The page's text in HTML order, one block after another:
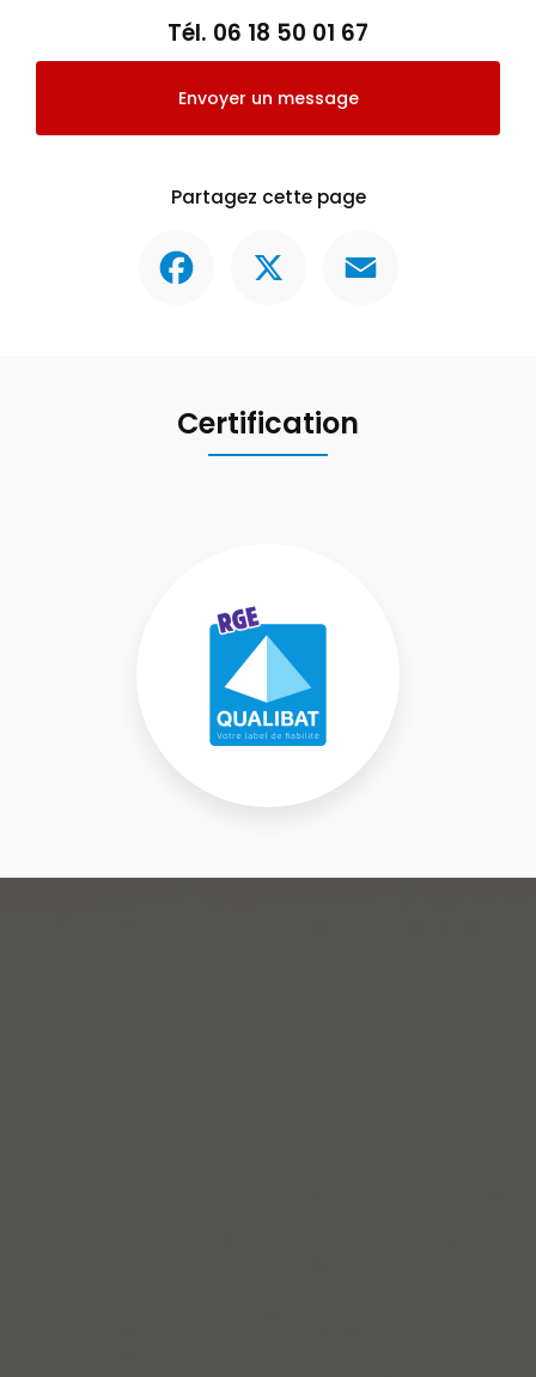
Tél. 06 18 50 01 67
Envoyer un message
Partagez cette page
Certification